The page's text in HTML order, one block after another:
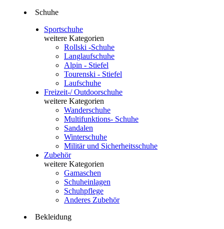
Schuhe
Sportschuhe
weitere Kategorien
Rollski -Schuhe
Langlaufschuhe
Alpin - Stiefel
Tourenski - Stiefel
Laufschuhe
Freizeit-/ Outdoorschuhe
weitere Kategorien
Wanderschuhe
Multifunktions- Schuhe
Sandalen
Winterschuhe
Militär und Sicherheitsschuhe
Zubehör
weitere Kategorien
Gamaschen
Schuheinlagen
Schuhpflege
Anderes Zubehör
Bekleidung